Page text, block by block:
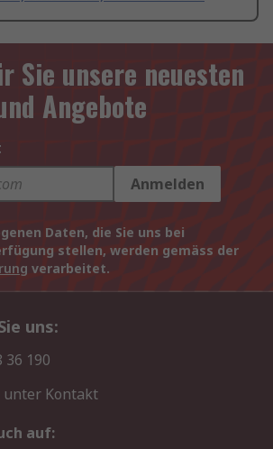
Sie unsere neuesten
Angebote
Anmelden
Daten, die Sie uns bei
stellen, werden gemäss der
verarbeitet.
uns:
36 190
unter Kontakt
auf: